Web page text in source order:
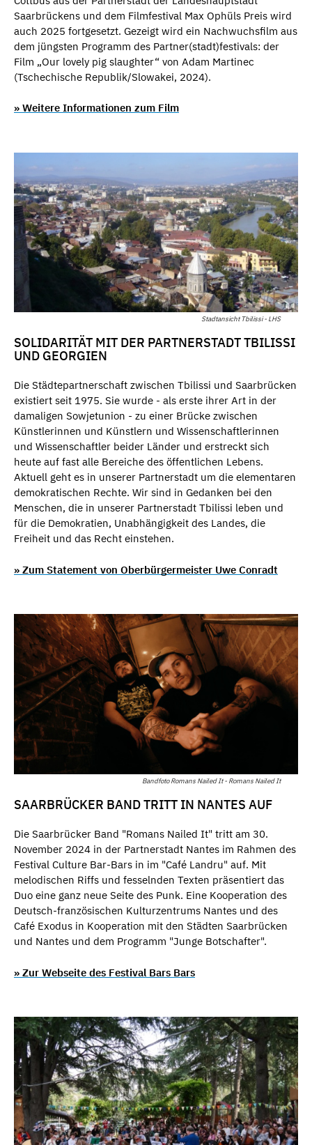
Saarbrückens und dem Filmfestival Max Ophüls Preis wird
auch 2025 fortgesetzt. Gezeigt wird ein Nachwuchsfilm aus
dem jüngsten Programm des Partner(stadt)festivals: der
Film „Our lovely pig slaughter“ von Adam Martinec
(Tschechische Republik/Slowakei, 2024).
» Weitere Informationen zum Film
Stadtansicht Tbilissi - LHS
SOLIDARITÄT MIT DER PARTNERSTADT TBILISSI
UND GEORGIEN
Die Städtepartnerschaft zwischen Tbilissi und Saarbrücken
existiert seit 1975. Sie wurde - als erste ihrer Art in der
damaligen Sowjetunion - zu einer Brücke zwischen
Künstlerinnen und Künstlern und Wissenschaftlerinnen
und Wissenschaftler beider Länder und erstreckt sich
heute auf fast alle Bereiche des öffentlichen Lebens.
Aktuell geht es in unserer Partnerstadt um die elementaren
demokratischen Rechte. Wir sind in Gedanken bei den
Menschen, die in unserer Partnerstadt Tbilissi leben und
für die Demokratien, Unabhängigkeit des Landes, die
Freiheit und das Recht einstehen.
» Zum Statement von Oberbürgermeister Uwe Conradt
Bandfoto Romans Nailed It - Romans Nailed It
SAARBRÜCKER BAND TRITT IN NANTES AUF
Die Saarbrücker Band "Romans Nailed It" tritt am 30.
November 2024 in der Partnerstadt Nantes im Rahmen des
Festival Culture Bar-Bars in im "Café Landru" auf. Mit
melodischen Riffs und fesselnden Texten präsentiert das
Duo eine ganz neue Seite des Punk. Eine Kooperation des
Deutsch-französischen Kulturzentrums Nantes und des
Café Exodus in Kooperation mit den Städten Saarbrücken
und Nantes und dem Programm "Junge Botschafter".
» Zur Webseite des Festival Bars Bars